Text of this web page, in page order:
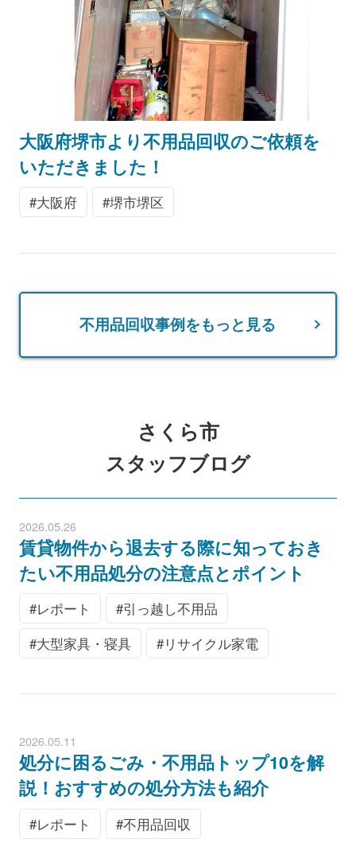
大阪府堺市より不用品回収のご依頼を
いただきました！
大阪府 堺市堺区
不用品回収事例をもっと見る
さくら市
スタッフブログ
2026.05.26
賃貸物件から退去する際に知っておき
たい不用品処分の注意点とポイント
レポート
引っ越し不用品
大型家具・寝具
リサイクル家電
2026.05.11
処分に困るごみ・不用品トップ10を解
説！おすすめの処分方法も紹介
レポート 不用品回収